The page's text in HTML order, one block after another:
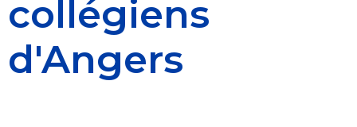
collégiens
d'Angers